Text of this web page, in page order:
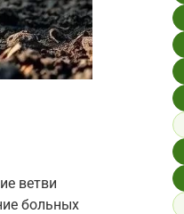
ветви
больных